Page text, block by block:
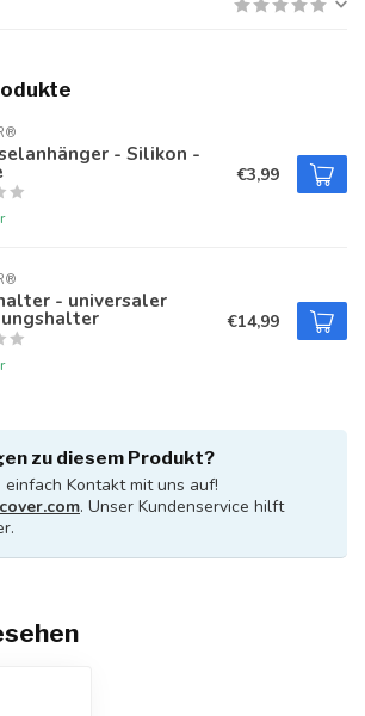
- Silikon -
€3,99
- universaler
€14,99
zu diesem Produkt?
einfach Kontakt mit uns auf!
. Unser Kundenservice hilft